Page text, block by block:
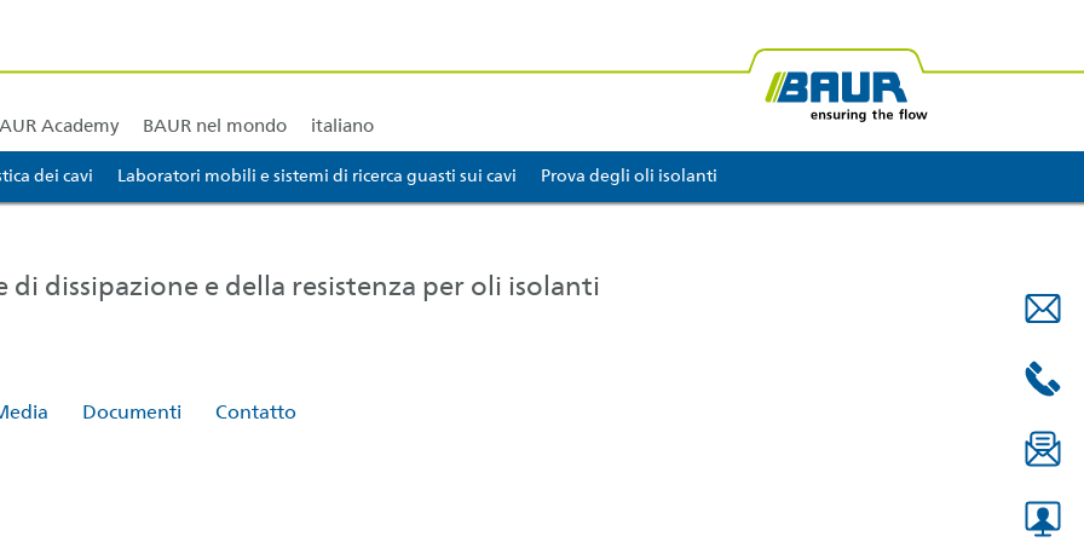
dei cavi Laboratori mobili e sistemi di ricerca guasti sui cavi Prova degli oli isolanti
e corsi di formazione
Academy BAUR nel mondo
BAUR America del Nord e centrale BAUR America del Sud
italiano
dissipazione e della resistenza per oli isolanti
Documenti Contatto